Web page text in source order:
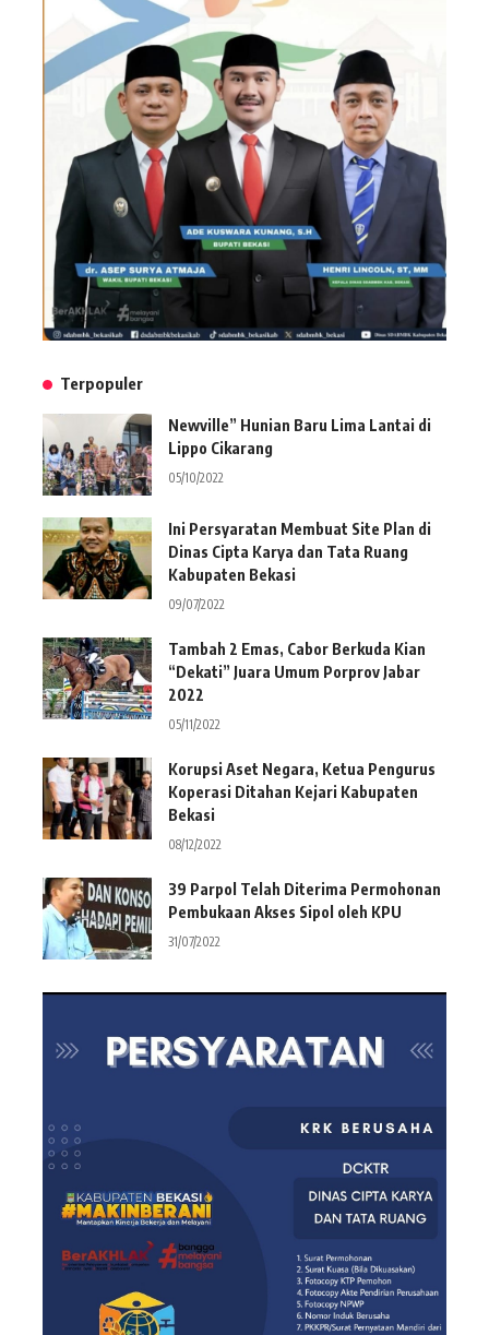
Terpopuler
Newville” Hunian Baru Lima Lantai di
Lippo Cikarang
05/10/2022
Ini Persyaratan Membuat Site Plan di
Dinas Cipta Karya dan Tata Ruang
Kabupaten Bekasi
09/07/2022
Tambah 2 Emas, Cabor Berkuda Kian
“Dekati” Juara Umum Porprov Jabar
2022
05/11/2022
Korupsi Aset Negara, Ketua Pengurus
Koperasi Ditahan Kejari Kabupaten
Bekasi
08/12/2022
39 Parpol Telah Diterima Permohonan
Pembukaan Akses Sipol oleh KPU
31/07/2022